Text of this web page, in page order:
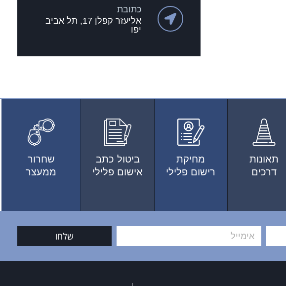
כתובת
אליעזר קפלן 17, תל אביב
יפו
תאונות
דרכים
מחיקת
רישום פלילי
ביטול כתב
אישום פלילי
שחרור
ממעצר
שלחו